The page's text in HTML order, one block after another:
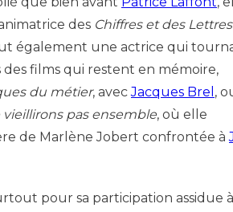
des Chiffres et des Lettres
fut également une actrice qui
des films qui restent en mémoire,
du métier, avecJacques Brel ,
vieillirons pas ensemble, où elle
de Marlène Jobert confrontée à
pour sa participation assidue